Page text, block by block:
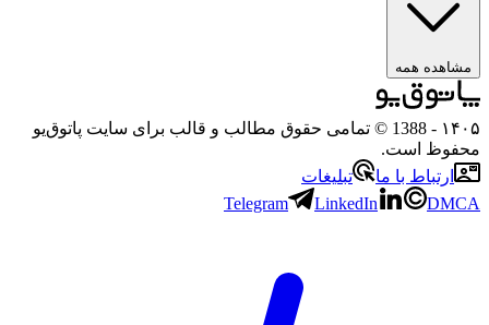
مشاهده همه
۱۴۰۵
- 1388 © تمامی حقوق مطالب و قالب برای سایت پاتوق‌یو
محفوظ است.
ارتباط با ما
تبلیغات
Telegram
LinkedIn DMCA